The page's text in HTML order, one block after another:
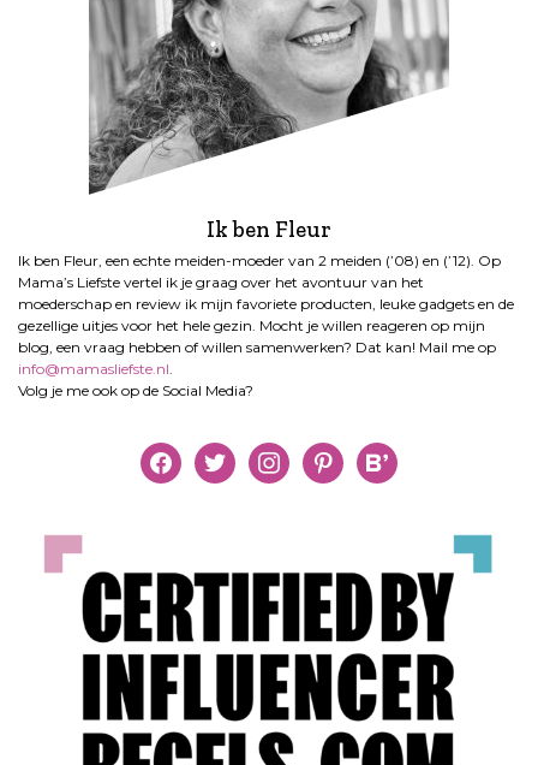
Ik ben Fleur
Ik ben Fleur, een echte meiden-moeder van 2 meiden (’08) en (’12). Op
Mama’s Liefste vertel ik je graag over het avontuur van het
moederschap en review ik mijn favoriete producten, leuke gadgets en de
gezellige uitjes voor het hele gezin. Mocht je willen reageren op mijn
blog, een vraag hebben of willen samenwerken? Dat kan! Mail me op
info@mamasliefste.nl
Volg je me ook op de Social Media?
facebooktwitter instagrampinterestbloglovin